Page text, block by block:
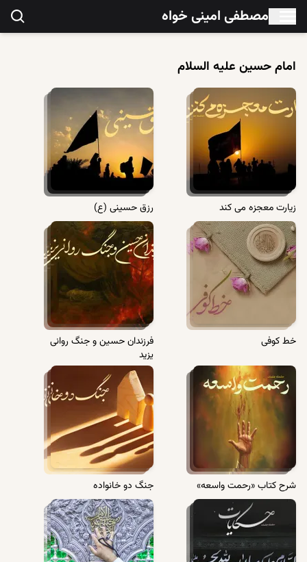
مصطفی امینی خواه
امام حسین علیه السلام
زیارت معجزه می کند رزق حسینی (ع)
خط کوفی
فرزندان حسین و جنگ روانی
یزید
شرح کتاب «رحمت واسعه» جنگ دو خانواده